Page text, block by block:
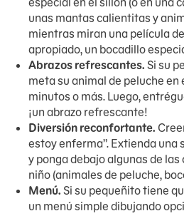
unas mantas calientitas y
mientras miran una película
apropiado, un bocadillo
Abrazos refrescantes. Si su
meta su animal de peluche en
minutos o más. Luego,
¡un abrazo refrescante!
Diversión reconfortante.
estoy enferma”. Extienda una
y ponga debajo algunas de
niño (animales de peluche,
Menú. Si su pequeñito tiene
un menú simple dibujando